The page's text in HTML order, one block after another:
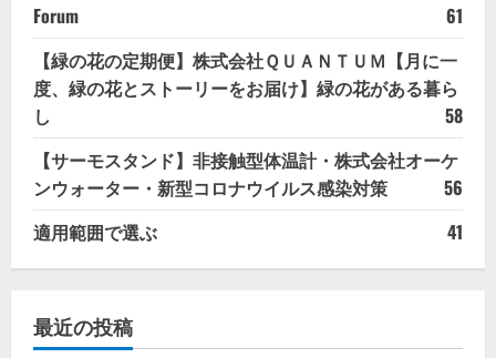
Forum
61
【緑の花の定期便】株式会社ＱＵＡＮＴＵＭ【月に一
度、緑の花とストーリーをお届け】緑の花がある暮ら
し
58
【サーモスタンド】非接触型体温計・株式会社オーケ
ンウォーター・新型コロナウイルス感染対策
56
適用範囲で選ぶ
41
最近の投稿